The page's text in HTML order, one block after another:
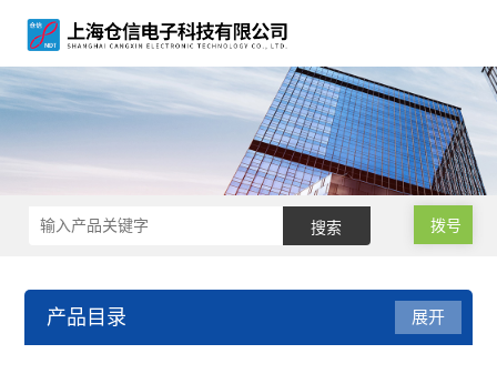
拨号
产品目录 展开